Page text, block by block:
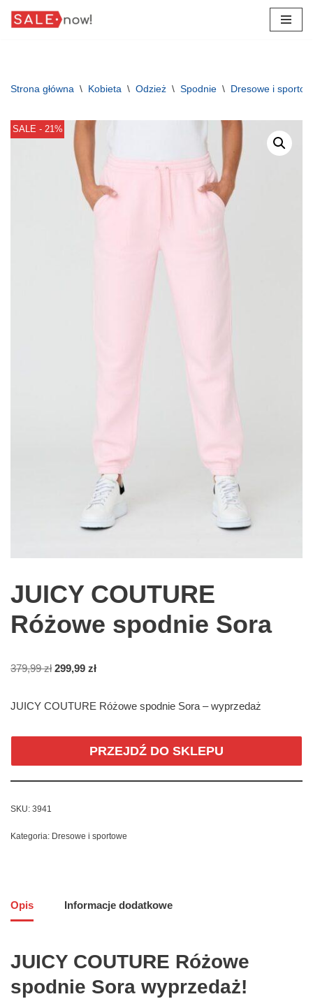
Strona główna \ Kobieta \ Odzież \ Spodnie \ Dresowe i
SALE - 21%
JUICY COUTURE
Różowe spodnie Sora
379,99zł 299,99 zł
JUICY COUTURE Różowe spodnie Sora – wyprzedaż
PRZEJDŹ DO SKLEPU
SKU: 3941
Kategoria: Dresowe i sportowe
Opis Informacje dodatkowe
JUICY COUTURE Różowe
spodnie Sora wyprzedaż!